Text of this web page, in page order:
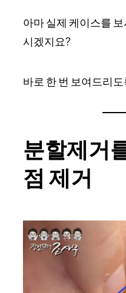
아마 실제 케이스를
시겠지요?
바로 한 번 보여드리
분할제거
점 제거